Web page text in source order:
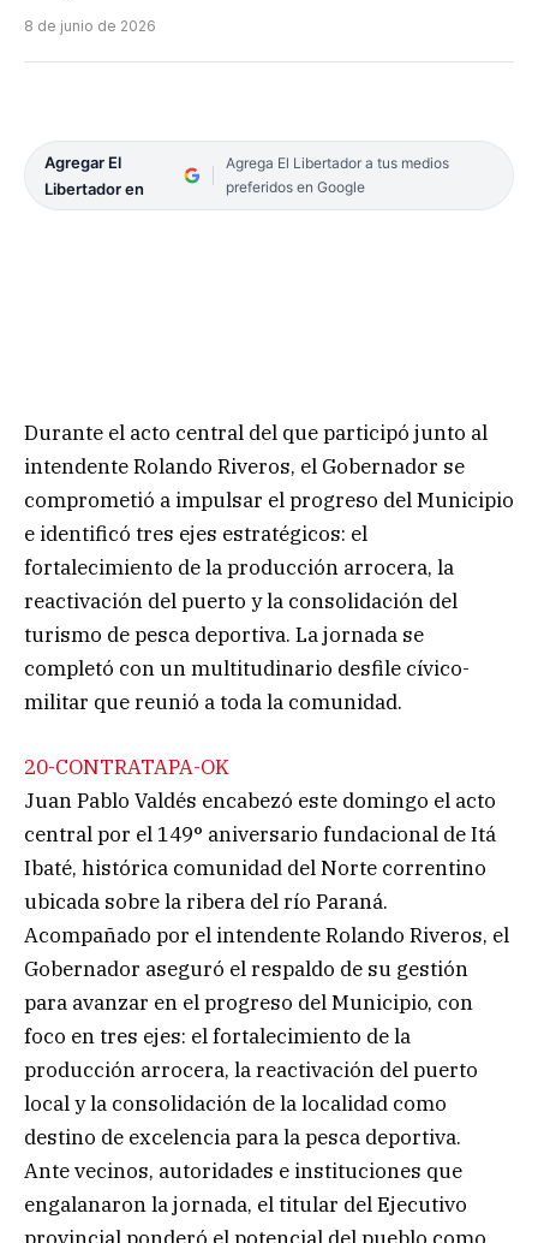
8 de junio de 2026
Agregar El
Libertador en
Agrega El Libertador a tus medios
preferidos en Google
Durante el acto central del que participó junto al
intendente Rolando Riveros, el Gobernador se
comprometió a impulsar el progreso del Municipio
e identificó tres ejes estratégicos: el
fortalecimiento de la producción arrocera, la
reactivación del puerto y la consolidación del
turismo de pesca deportiva. La jornada se
completó con un multitudinario desfile cívico-
militar que reunió a toda la comunidad.
20-CONTRATAPA-OK
Juan Pablo Valdés encabezó este domingo el acto
central por el 149° aniversario fundacional de Itá
Ibaté, histórica comunidad del Norte correntino
ubicada sobre la ribera del río Paraná.
Acompañado por el intendente Rolando Riveros, el
Gobernador aseguró el respaldo de su gestión
para avanzar en el progreso del Municipio, con
foco en tres ejes: el fortalecimiento de la
producción arrocera, la reactivación del puerto
local y la consolidación de la localidad como
destino de excelencia para la pesca deportiva.
Ante vecinos, autoridades e instituciones que
engalanaron la jornada, el titular del Ejecutivo